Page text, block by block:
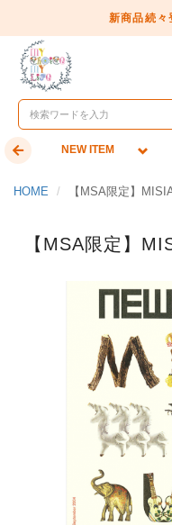
新商品続々
NEW ITEM
HOME 【MSA限定】
【MSA限定】